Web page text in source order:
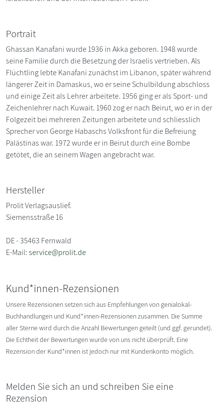
Portrait
Ghassan Kanafani wurde 1936 in Akka geboren. 1948 wurde
seine Familie durch die Besetzung der Israelis vertrieben. Als
Flüchtling lebte Kanafani zunächst im Libanon, später während
längerer Zeit in Damaskus, wo er seine Schulbildung abschloss
und einige Zeit als Lehrer arbeitete. 1956 ging er als Sport- und
Zeichenlehrer nach Kuwait. 1960 zog er nach Beirut, wo er in der
Folgezeit bei mehreren Zeitungen arbeitete und schliesslich
Sprecher von George Habaschs Volksfront für die Befreiung
Palästinas war. 1972 wurde er in Beirut durch eine Bombe
getötet, die an seinem Wagen angebracht war.
Hersteller
Prolit Verlagsauslief.
Siemensstraße 16
DE - 35463 Fernwald
E-Mail:service@prolit.de
Kund*innen-Rezensionen
Unsere Rezensionen setzen sich aus Empfehlungen von genialokal-
Buchhandlungen und Kund*innen-Rezensionen zusammen. Die Summe
aller Sterne wird durch die Anzahl Bewertungen geteilt (und ggf. gerundet).
Die Echtheit der Bewertungen wurde von uns nicht überprüft. Eine
Rezension der Kund*innen ist jedoch nur mit Kundenkonto möglich.
Melden Sie sich an und schreiben Sie eine
Rezension